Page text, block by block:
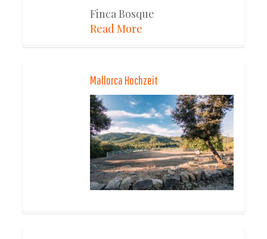
Finca Bosque
Read More
Mallorca Hochzeit